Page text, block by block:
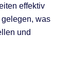
effektiv
was
und